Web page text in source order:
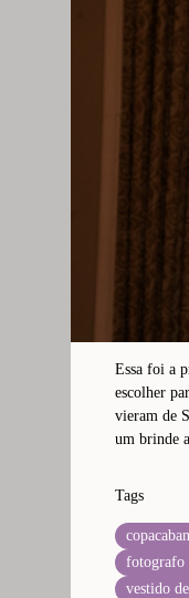
Essa foi a
escolher
vieram de
um brinde
Tags
fotografo
vestido